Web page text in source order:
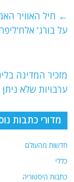
s
A
g
ra
← חיל האוויר
על בורג'
מזכיר המדינה
ערבויות שלא
מדורי כתבות
חדשות מהעולם
כללי
כתבות היסטוריה